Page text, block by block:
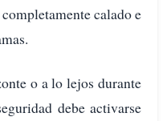
calado e
o a lo lejos durante
debe activarse